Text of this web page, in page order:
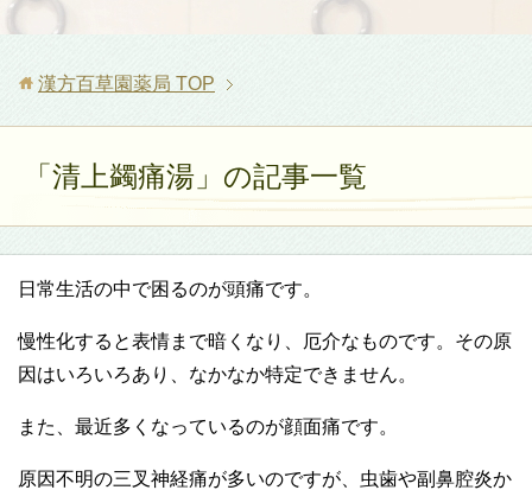
漢方百草園薬局 TOP
「清上蠲痛湯」の記事一覧
日常生活の中で困るのが頭痛です。
慢性化すると表情まで暗くなり、厄介なものです。その原
因はいろいろあり、なかなか特定できません。
また、最近多くなっているのが顔面痛です。
原因不明の三叉神経痛が多いのですが、虫歯や副鼻腔炎か